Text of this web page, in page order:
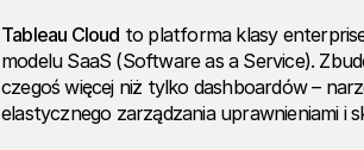
Tableau Cloud to platforma klasy
modelu SaaS (Software as a Service).
czegoś więcej niż tylko dashboardów –
elastycznego zarządzania uprawnieniami i